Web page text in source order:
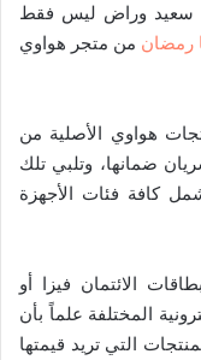
سعيد وراض ليس فقط
رمضان من متجر هواوي
هواوي الأصلية من
ضمانها، وتلبي تلك
كافة فئات الأجهزة
الائتمان فيزا أو
المختلفة علماً بأن
التي تريد قيمتها